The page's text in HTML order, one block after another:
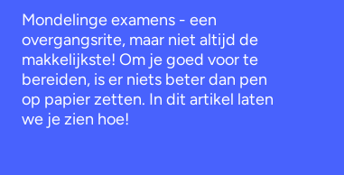
Mondelinge examens - een
overgangsrite, maar niet altijd de
makkelijkste! Om je goed voor te
bereiden, is er niets beter dan pen
op papier zetten. In dit artikel laten
we je zien hoe!